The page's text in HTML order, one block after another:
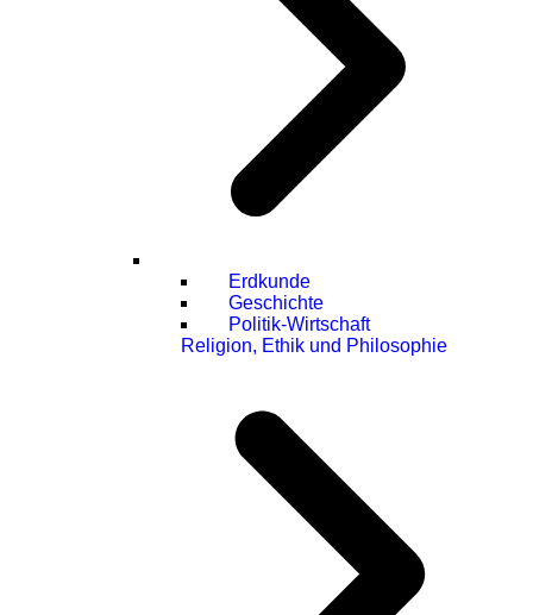
Erdkunde
Geschichte
Politik-Wirtschaft
Religion, Ethik und Philosophie